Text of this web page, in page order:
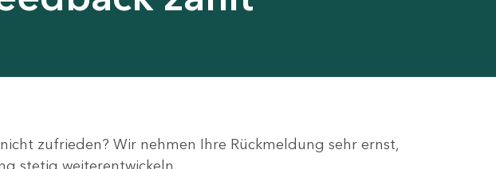
zufrieden? Wir nehmen Ihre Rückmeldung sehr ernst,